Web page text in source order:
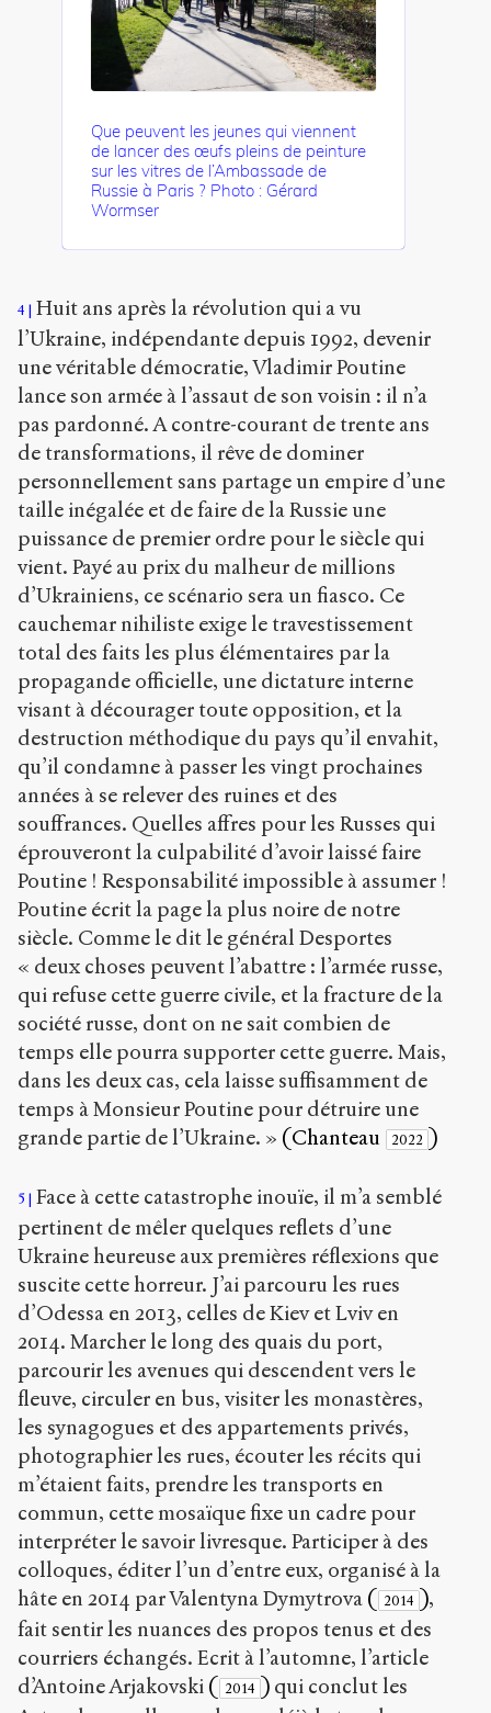
Que peuvent les jeunes qui viennent
de lancer des œufs pleins de peinture
sur les vitres de l’Ambassade de
Russie à Paris ? Photo : Gérard
Wormser
4
Huit ans après la révolution qui a vu
l’Ukraine, indépendante depuis 1992, devenir
une véritable démocratie, Vladimir Poutine
lance son armée à l’assaut de son voisin : il n’a
pas pardonné. A contre-courant de trente ans
de transformations, il rêve de dominer
personnellement sans partage un empire d’une
taille inégalée et de faire de la Russie une
puissance de premier ordre pour le siècle qui
vient. Payé au prix du malheur de millions
d’Ukrainiens, ce scénario sera un fiasco. Ce
cauchemar nihiliste exige le travestissement
total des faits les plus élémentaires par la
propagande officielle, une dictature interne
visant à décourager toute opposition, et la
destruction méthodique du pays qu’il envahit,
qu’il condamne à passer les vingt prochaines
années à se relever des ruines et des
souffrances. Quelles affres pour les Russes qui
éprouveront la culpabilité d’avoir laissé faire
Poutine ! Responsabilité impossible à assumer !
Poutine écrit la page la plus noire de notre
siècle. Comme le dit le général Desportes
« deux choses peuvent l’abattre : l’armée russe,
qui refuse cette guerre civile, et la fracture de la
société russe, dont on ne sait combien de
temps elle pourra supporter cette guerre. Mais,
dans les deux cas, cela laisse suffisamment de
temps à Monsieur Poutine pour détruire une
grande partie de l’Ukraine. » (Chanteau 2022 )
5 Face à cette catastrophe inouïe, il m’a semblé
pertinent de mêler quelques reflets d’une
Ukraine heureuse aux premières réflexions que
suscite cette horreur. J’ai parcouru les rues
d’Odessa en 2013, celles de Kiev et Lviv en
2014. Marcher le long des quais du port,
parcourir les avenues qui descendent vers le
fleuve, circuler en bus, visiter les monastères,
les synagogues et des appartements privés,
photographier les rues, écouter les récits qui
m’étaient faits, prendre les transports en
commun, cette mosaïque fixe un cadre pour
interpréter le savoir livresque. Participer à des
colloques, éditer l’un d’entre eux, organisé à la
hâte en 2014 par Valentyna Dymytrova ( 2014 ),
fait sentir les nuances des propos tenus et des
courriers échangés. Ecrit à l’automne, l’article
d’Antoine Arjakovski ( 2014 ) qui conclut les